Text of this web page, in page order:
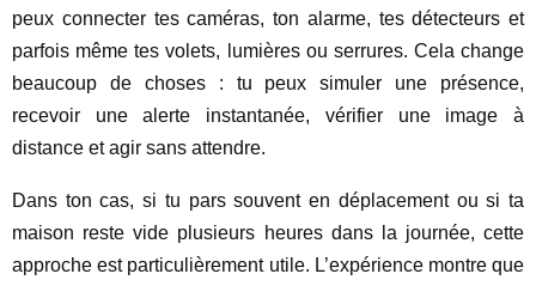
peux connecter tes caméras, ton alarme, tes détecteurs et
parfois même tes volets, lumières ou serrures. Cela change
beaucoup de choses : tu peux simuler une présence,
recevoir une alerte instantanée, vérifier une image à
distance et agir sans attendre.
Dans ton cas, si tu pars souvent en déplacement ou si ta
maison reste vide plusieurs heures dans la journée, cette
approche est particulièrement utile. L’expérience montre que